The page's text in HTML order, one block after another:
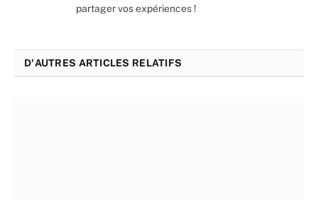
partager vos expériences !
D'AUTRES ARTICLES RELATIFS